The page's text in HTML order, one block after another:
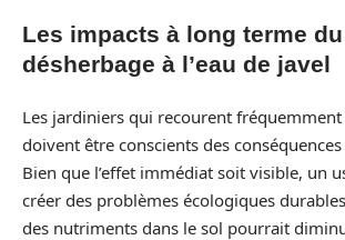
Les impacts à long terme du
désherbage à l’eau de javel
Les jardiniers qui recourent fréquemment
doivent être conscients des
Bien que l’effet immédiat soit visible, un
créer des problèmes écologiques
des nutriments dans le sol pourrait